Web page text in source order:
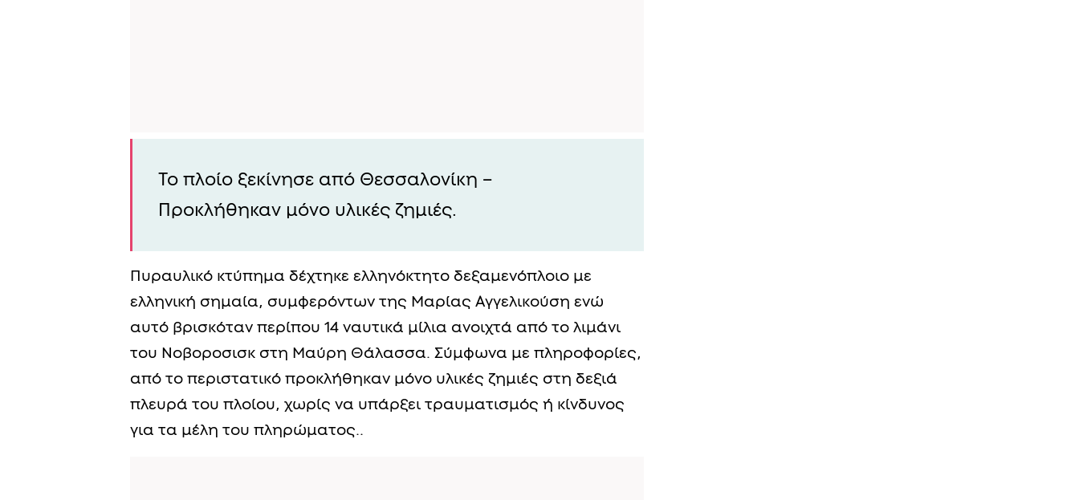
Το πλοίο ξεκίνησε από Θεσσαλονίκη –
Προκλήθηκαν μόνο υλικές ζημιές.
Πυραυλικό κτύπημα δέχτηκε ελληνόκτητο δεξαμενόπλοιο με
ελληνική σημαία, συμφερόντων της Mαρίας Αγγελικούση ενώ
αυτό βρισκόταν περίπου 14 ναυτικά μίλια ανοιχτά από το λιμάνι
του Nοβοροσισκ στη Μαύρη Θάλασσα. Σύμφωνα με πληροφορίες,
από το περιστατικό προκλήθηκαν μόνο υλικές ζημιές στη δεξιά
πλευρά του πλοίου, χωρίς να υπάρξει τραυματισμός ή κίνδυνος
για τα μέλη του πληρώματος..